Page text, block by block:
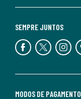
MODOS DE PAGAMENTO
SEMPRE JUNTOS